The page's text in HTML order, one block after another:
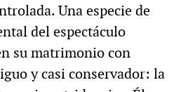
Una especie de
del espectáculo
su matrimonio con
y casi conservador: la